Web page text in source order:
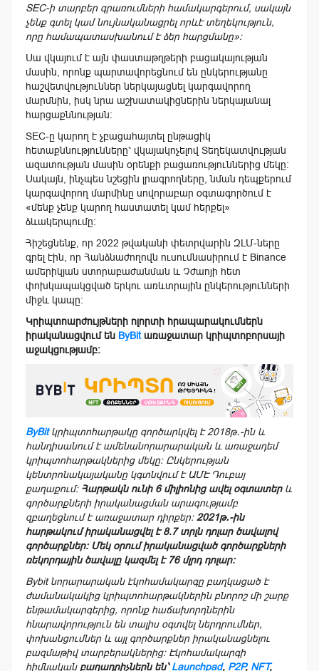
SEC-ի տարբեր գրառումների համակարգերում, սակայն
չենք գտել կամ նույնականացրել որևէ տեղեկություն,
որը համապատասխանում է ձեր հարցմանը»:
Սա վկայում է այն փաստաթղթերի բացակայության
մասին, որոնք պարտավորեցնում են ընկերությանը
հաշվետվություններ ներկայացնել կարգավորող
մարմնին, իսկ նրա աշխատակիցներին ներկայանալ
հարցաքննության:
SEC-ը կարող է չբացահայտել ընթացիկ
հետաքննությունները՝ վկայակոչելով Տեղեկատվության
ազատության մասին օրենքի բացառություններից մեկը:
Սակայն, ինչպես նշեցին լրագրողները, նման դեպքերում
կարգավորող մարմինը սովորաբար օգտագործում է
«մենք չենք կարող հաստատել կամ հերքել»
ձևակերպումը։
Հիշեցնենք, որ 2022 թվականի փետրվարին ԶԼՄ-ները
գրել էին, որ Հանձնաժողովն ուսումնասիրում է Binance
ամերիկյան ստորաբաժանման և Չժաոյի հետ
փոխկապակցված երկու առևտրային ընկերությունների
միջև կապը։
Կրիպտոարժույթների ոլորտի հրապարակումներն
իրականացվում են ByBitառաջատար կրիպտոբորսայի
աջակցությամբ։
ByBitկրիպտոհարթակը գործարկվել է 2018թ․-ին և
հանդիսանում է ամենանորարարական և առաջադեմ
կրիպտոհարթակներից մեկը։ Ընկերության
կենտրոնակայականը կգտնվում է ԱՄԷ Դուբայ
քաղաքում։ Հարթակն ունի 6 միլիոնից ավել օգտատերև
գործարքների իրականացման արագությամբ
զբաղեցնում է առաջատար դիրքեր։ 2021թ․-ին
հարթակում իրականացվել է 8.7 տրլն դոլար ծավալով
գործարքներ։ Մեկ օրում իրականացված գործարքների
ռեկորդային ծավալը կազմել է 76 մլրդ դոլար։
Bybit նորարարական էկոհամակարգը բաղկացած է
ժամանակակից կրիպտոհարթակներին բնորոշ մի շարք
ենթամակարգերից, որոնք հաճախորդներին
հնարավորություն են տալիս օգտվել ներդրումներ,
փոխանցումներ և այլ գործարքներ իրականացնելու
բազմաթիվ տարբերակներից։ Էկոհամակարգի
հիմնական բաղադրիչներն են՝Launchpad, P2P, NFT,